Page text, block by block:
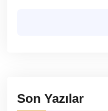
Son Yazılar